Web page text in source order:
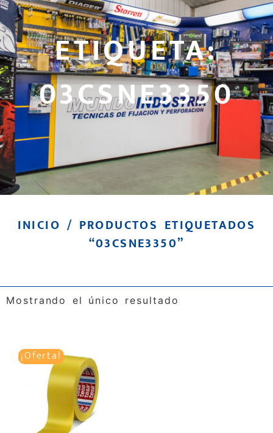
ETIQUETA:
03CSNE3350
INICIO / PRODUCTOS ETIQUETADOS
“03CSNE3350”
Mostrando el único resultado
¡Oferta!